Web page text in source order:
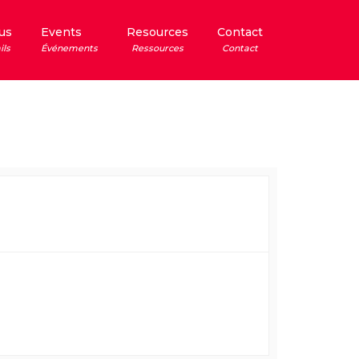
Events
Événements
Resources
Ressources
Contact
Contact